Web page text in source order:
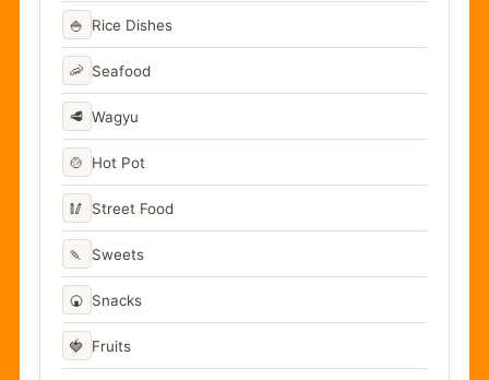
🍚 Rice Dishes
🦐 Seafood
🥩 Wagyu
🍲 Hot Pot
🥢 Street Food
🍡 Sweets
🍘 Snacks
🍓 Fruits